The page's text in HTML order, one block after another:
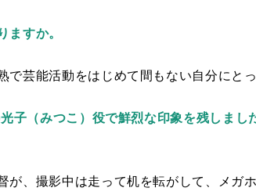
ますか。
で芸能活動をはじめて間もない自分にと
子（みつこ）役で鮮烈な印象を残しまし
が、撮影中は走って机を転がして、メガ